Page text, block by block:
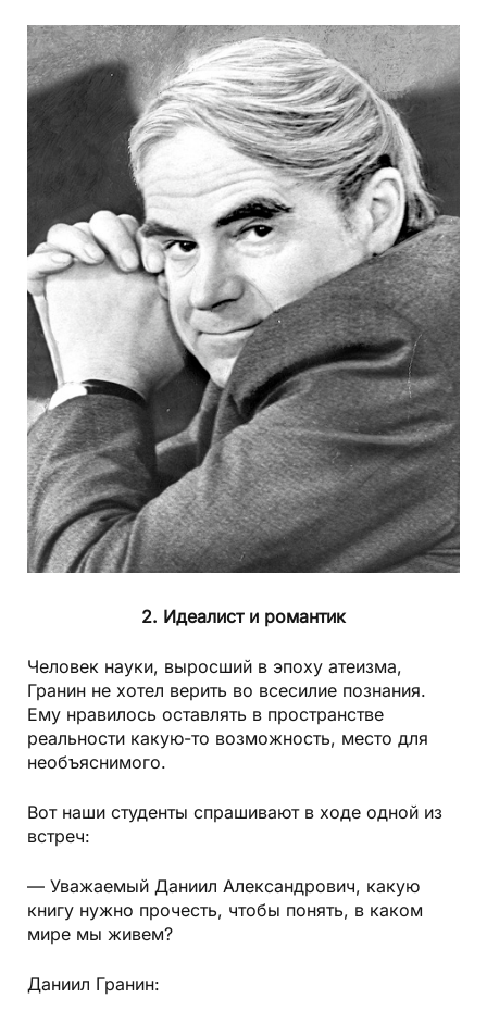
2. Идеалист и романтик
Человек науки, выросший в эпоху атеизма,
Гранин не хотел верить во всесилие познания.
Ему нравилось оставлять в пространстве
реальности какую-то возможность, место для
необъяснимого.
Вот наши студенты спрашивают в ходе одной из
встреч:
— Уважаемый Даниил Александрович, какую
книгу нужно прочесть, чтобы понять, в каком
мире мы живем?
Даниил Гранин: